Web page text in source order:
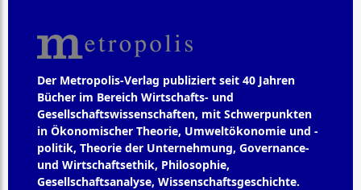
Der Metropolis-Verlag publiziert seit 40 Jahren
Bücher im Bereich Wirtschafts- und
Gesellschaftswissenschaften, mit Schwerpunkten
in Ökonomischer Theorie, Umweltökonomie und -
politik, Theorie der Unternehmung, Governance-
und Wirtschaftsethik, Philosophie,
Gesellschaftsanalyse, Wissenschaftsgeschichte.